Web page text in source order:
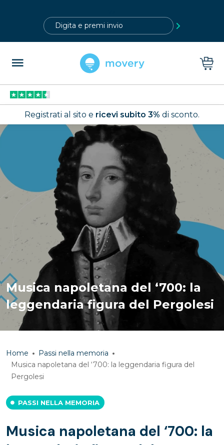
Registrati al sito e ricevi subito 3% di sconto.
Musica napoletana del ‘700: la
leggendaria figura del Pergolesi
Home
Passi nella memoria
Musica napoletana del ‘700: la leggendaria figura del
Pergolesi
PASSI NELLA MEMORIA
Musica napoletana del ‘700: la